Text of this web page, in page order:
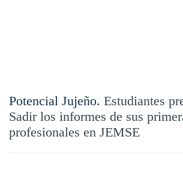
Potencial Jujeño. Estudiantes
Sadir los informes de sus
profesionales en JEMSE